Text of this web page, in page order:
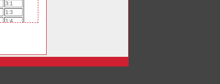
3:1
1:3
1:4
2:0